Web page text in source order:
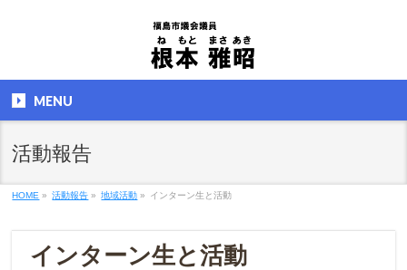
MENU
活動報告
HOME » 活動報告 » 地域活動 » インターン生と活動
インターン生と活動